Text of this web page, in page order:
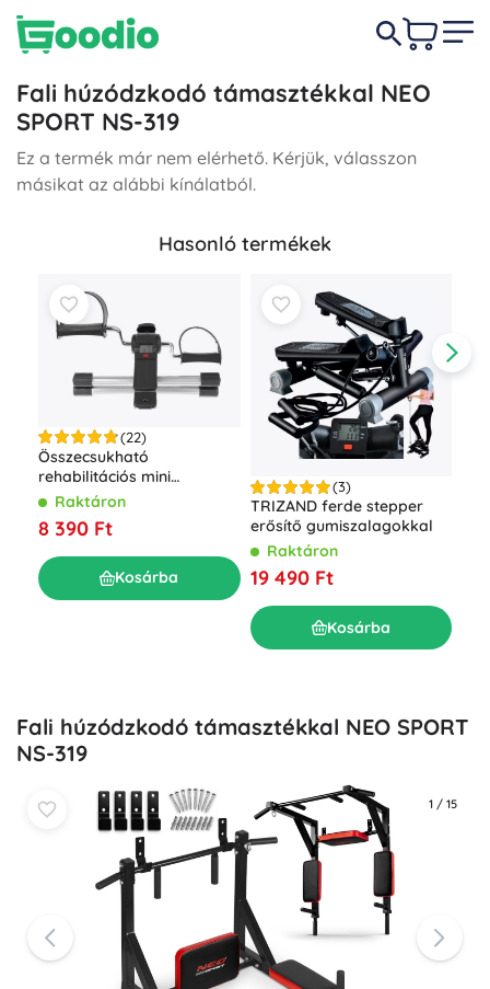
Fali húzódzkodó támasztékkal NEO
SPORT NS-319
Ez a termék már nem elérhető. Kérjük, válasszon
másikat az alábbi kínálatból.
Hasonló termékek
(22)
Összecsukható
rehabilitációs mini
szobakerékpár Basic LCD
Raktáron
8 390 Ft
Kosárba
(3)
TRIZAND ferde stepper
erősítő gumiszalagokkal
Raktáron
19 490 Ft
Kosárba
Fali húzódzkodó támasztékkal NEO SPORT
NS-319
1 / 15